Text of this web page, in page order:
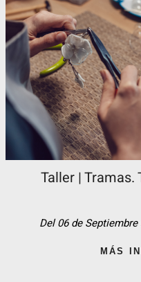
Taller |
Del 06 de
MÁS